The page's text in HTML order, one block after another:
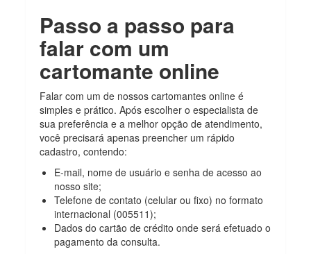
Passo a passo para
falar com um
cartomante online
Falar com um de nossos cartomantes online é
simples e prático. Após escolher o especialista de
sua preferência e a melhor opção de atendimento,
você precisará apenas preencher um rápido
cadastro, contendo:
E-mail, nome de usuário e senha de acesso ao
nosso site;
Telefone de contato (celular ou fixo) no formato
internacional (005511);
Dados do cartão de crédito onde será efetuado o
pagamento da consulta.